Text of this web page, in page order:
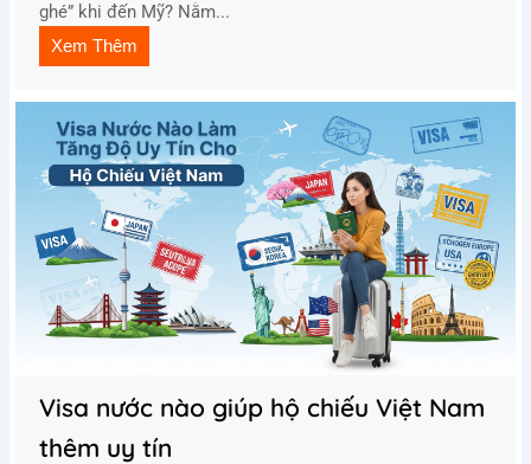
ghé” khi đến Mỹ? Nằm...
Xem Thêm
Visa nước nào giúp hộ chiếu Việt Nam
thêm uy tín